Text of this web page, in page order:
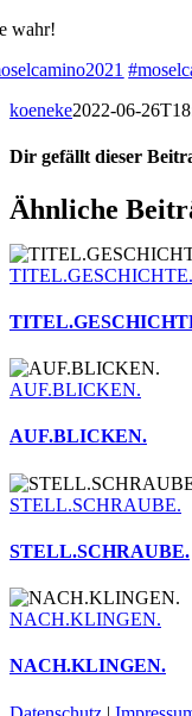
wahr!
koeneke2022-06-
Dir gefällt dieser
Facebook
X
WhatsApp
Telegram
Pinterest
E-
Mail
Ähnliche
TITEL.GESCHICHTE.
AUF.BLICKEN.
AUF.BLICKEN.
STELL.SCHRAUBE.
STELL.SCHRAUBE.
NACH.KLINGEN.
NACH.KLINGEN.